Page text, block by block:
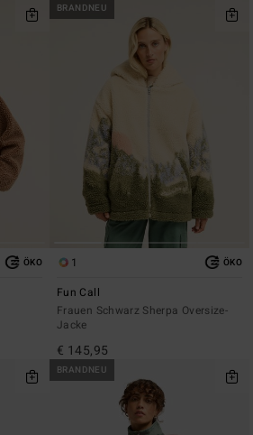
ÖKO
BRANDNEU
1 ÖKO
Fun Call
Frauen Schwarz Sherpa Oversize-
Jacke
€ 145,95
BRANDNEU